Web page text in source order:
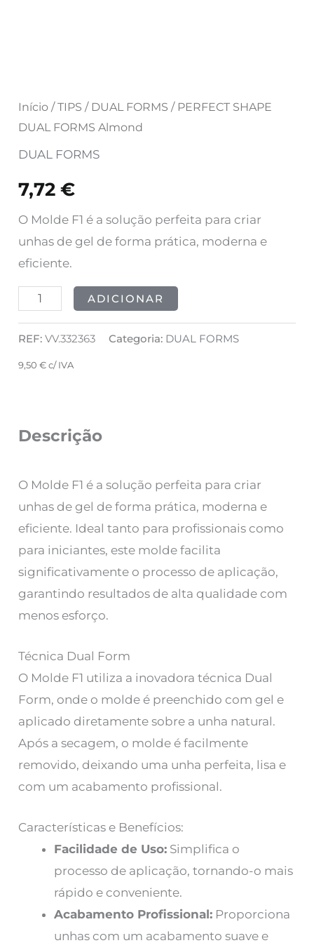
Início /TIPS / DUAL FORMS / PERFECT SHAPE
DUAL FORMS Almond
DUAL FORMS
7,72€
O Molde F1 é a solução perfeita para criar
unhas de gel de forma prática, moderna e
eficiente.
ADICIONAR
REF:VV.332363 Categoria: DUAL FORMS
9,50€ c/ IVA
Descrição
O Molde F1 é a solução perfeita para criar
unhas de gel de forma prática, moderna e
eficiente. Ideal tanto para profissionais como
para iniciantes, este molde facilita
significativamente o processo de aplicação,
garantindo resultados de alta qualidade com
menos esforço.
Técnica Dual Form
O Molde F1 utiliza a inovadora técnica Dual
Form, onde o molde é preenchido com gel e
aplicado diretamente sobre a unha natural.
Após a secagem, o molde é facilmente
removido, deixando uma unha perfeita, lisa e
com um acabamento profissional.
Características e Benefícios:
Facilidade de Uso: Simplifica o
processo de aplicação, tornando-o mais
rápido e conveniente.
Acabamento Profissional: Proporciona
unhas com um acabamento suave e